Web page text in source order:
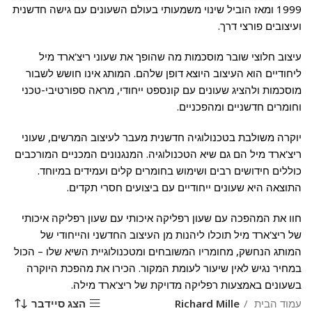
1999 ומאז הוביל שינוי משמעותי בעולם השעונים עם גישה חדשנית
ועיצובים פורצי דרך.
עיצוב חלוצי שובר מוסכמות מה שהופך את שעוני ריצ'ארד מיל
ליחודיים הוא העיצוב היוצא דופן שלהם. המותג אינו חושש לשבור
מוסכמות ולהציג שעונים עם קונספט ייחודי, מראה ספורטיבי-טכני
וחומרים חדשניים ומהפכניים.
יוקרה משולבת בטכנולוגיה חדשנית מעבר לעיצוב המרשים, שעוני
ריצ'ארד מיל הם גם שיא הטכנולוגיה. המנגנונים המכניים המורכבים
כוללים חידושים רבים ושימוש בחומרים קלים ועמידים במיוחד.
התוצאה היא שעונים ייחודיים עם ביצועים חסרי תקדים.
חוו את המהפכה עם שעון רפליקה איכותי עם שעון רפליקה איכותי
של ריצ'ארד מיל תוכלו ליהנות מן העיצוב החדשני והייחודי של
המותג הנחשק, מחומריו המשובחים ומטכנולוגיית השיא שלו – הכול
במחיר נגיש לאין שיעור לעומת המקור. הכירו את מהפכת היוקרה
בשעונים באמצעות רפליקה מדויקת של ריצ'ארד מילה.
עמוד הבית
Richard Mille הצג סיידבר